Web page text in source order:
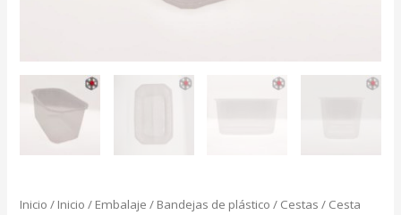
Inicio / Inicio / Embalaje / Bandejas de plástico / Cestas / Cesta